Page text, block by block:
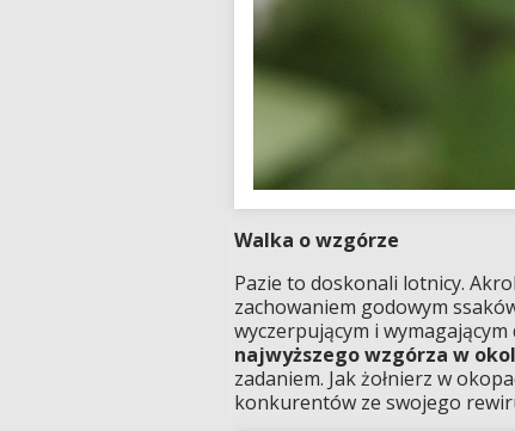
Walka o wzgórze
Pazie to doskonali lotnicy.
zachowaniem godowym
wyczerpującym i
najwyższego wzgórza w
zadaniem. Jak żołnierz w
konkurentów ze swojego